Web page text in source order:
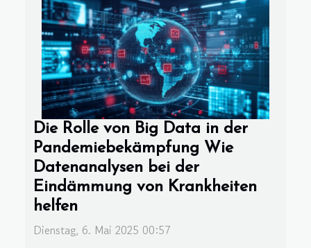
Die Rolle von Big Data in der
Pandemiebekämpfung Wie
Datenanalysen bei der
Eindämmung von Krankheiten
helfen
Dienstag, 6. Mai 2025 00:57